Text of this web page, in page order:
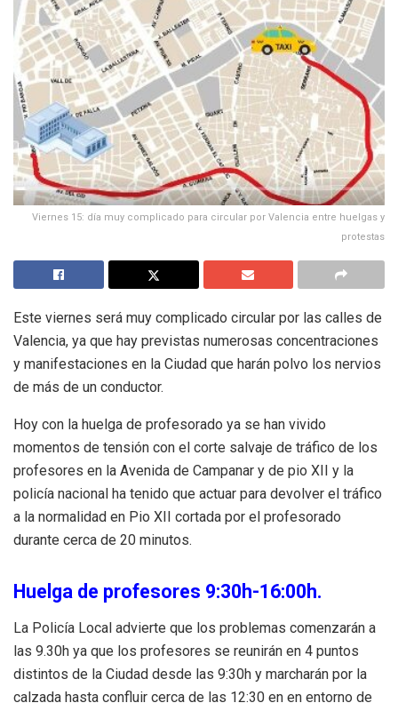
Viernes 15: día muy complicado para circular por Valencia entre huelgas y
protestas
Este viernes será muy complicado circular por las calles de
Valencia, ya que hay previstas numerosas concentraciones
y manifestaciones en la Ciudad que harán polvo los nervios
de más de un conductor.
Hoy con la huelga de profesorado ya se han vivido
momentos de tensión con el corte salvaje de tráfico de los
profesores en la Avenida de Campanar y de pio XII y la
policía nacional ha tenido que actuar para devolver el tráfico
a la normalidad en Pio XII cortada por el profesorado
durante cerca de 20 minutos.
Huelga de profesores 9:30h-16:00h.
La Policía Local advierte que los problemas comenzarán a
las 9.30h ya que los profesores se reunirán en 4 puntos
distintos de la Ciudad desde las 9:30h y marcharán por la
calzada hasta confluir cerca de las 12:30 en en entorno de